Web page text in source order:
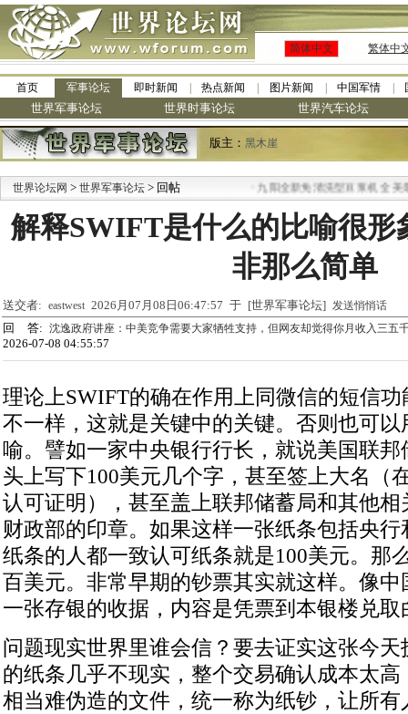
简体中文 繁体中
首页 军事论坛 即时新闻 热点新闻 图片新闻 中国军情
世界军事论坛 世界时事论坛 世界汽车论坛
版主： 黑木崖
世界论坛网 > 世界军事论坛 > 回帖 九阳全新免清洗型豆浆机 全美最低
解释SWIFT是什么的比喻很形
非那么简单
送交者: eastwest 2026月07月08日06:47:57 于 [世界军事论坛] 发送悄悄话
回 答: 沈逸政府讲座：中美竞争需要大家牺牲支持，但网友却觉得你月收入三五
2026-07-08 04:55:57
理论上SWIFT的确在作用上同微信的短信
不一样，这就是关键中的关键。否则也可
喻。譬如一家中央银行行长，就说美国联
头上写下100美元几个字，甚至签上大名（
认可证明），甚至盖上联邦储蓄局和其他
财政部的印章。如果这样一张纸条包括央
纸条的人都一致认可纸条就是100美元。那
百美元。非常早期的钞票其实就这样。像
一张存银的收据，内容是凭票到本银楼兑取
问题现实世界里谁会信？要去证实这张今
的纸条几乎不现实，整个交易确认成本太
相当难伪造的文件，统一称为纸钞，让所有